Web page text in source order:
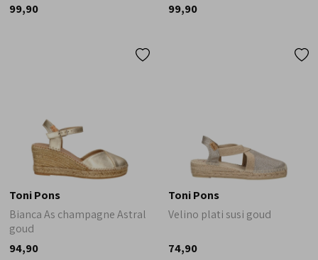
99,90 99,90
Toni Pons
Bianca As champagne Astral
goud
94,90
Toni Pons
Velino plati susi goud
74,90